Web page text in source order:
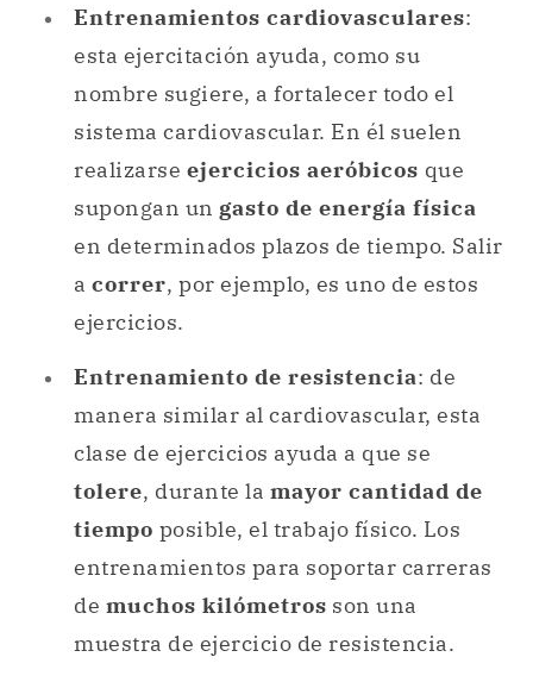
Entrenamientos cardiovasculares:
esta ejercitación ayuda, como su
nombre sugiere, a fortalecer todo el
sistema cardiovascular. En él suelen
realizarse ejercicios aeróbicos que
supongan un gasto de energía física
en determinados plazos de tiempo. Salir
a correr, por ejemplo, es uno de estos
ejercicios.
Entrenamiento de resistencia: de
manera similar al cardiovascular, esta
clase de ejercicios ayuda a que se
tolere, durante la mayor cantidad de
tiempo posible, el trabajo físico. Los
entrenamientos para soportar carreras
de muchos kilómetros son una
muestra de ejercicio de resistencia.